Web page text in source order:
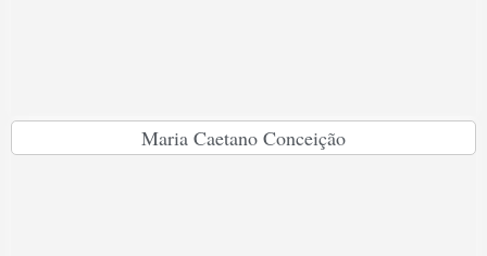
Maria Caetano Conceição